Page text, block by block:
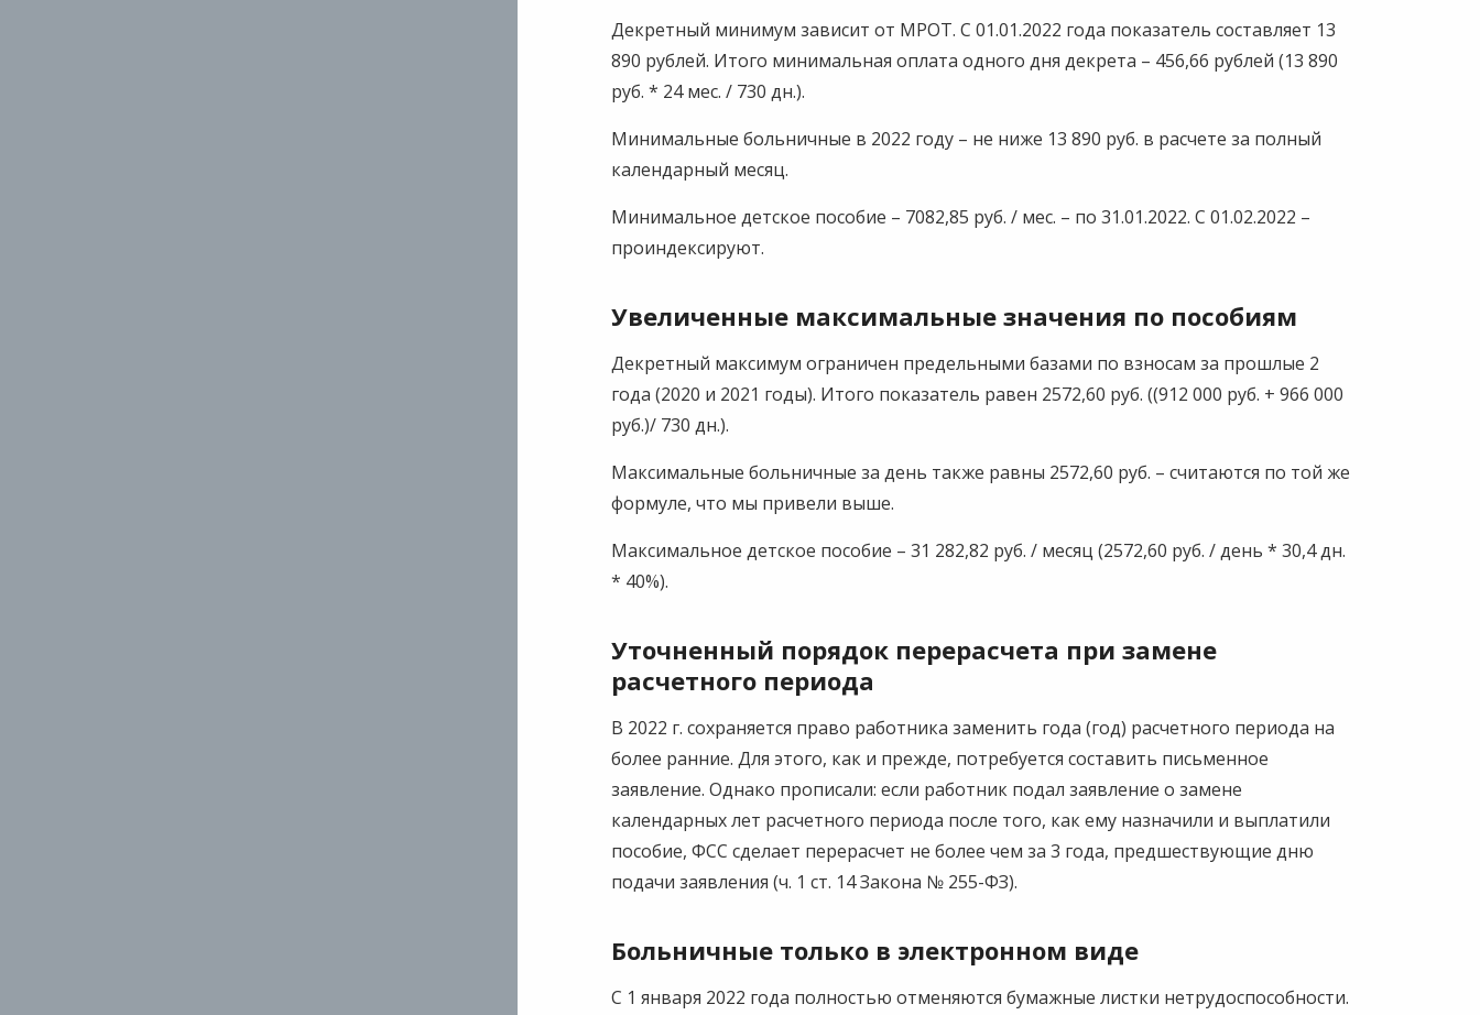
Декретный минимум зависит от МРОТ. С 01.01.2022 года показатель составляет 13
890 рублей. Итого минимальная оплата одного дня декрета – 456,66 рублей (13 890
руб. * 24 мес. / 730 дн.).
Минимальные больничные в 2022 году – не ниже 13 890 руб. в расчете за полный
календарный месяц.
Минимальное детское пособие – 7082,85 руб. / мес. – по 31.01.2022. С 01.02.2022 –
проиндексируют.
Увеличенные максимальные значения по пособиям
Декретный максимум ограничен предельными базами по взносам за прошлые 2
года (2020 и 2021 годы). Итого показатель равен 2572,60 руб. ((912 000 руб. + 966 000
руб.)/ 730 дн.).
Максимальные больничные за день также равны 2572,60 руб. – считаются по той же
формуле, что мы привели выше.
Максимальное детское пособие – 31 282,82 руб. / месяц (2572,60 руб. / день * 30,4 дн.
* 40%).
Уточненный порядок перерасчета при замене
расчетного периода
В 2022 г. сохраняется право работника заменить года (год) расчетного периода на
более ранние. Для этого, как и прежде, потребуется составить письменное
заявление. Однако прописали: если работник подал заявление о замене
календарных лет расчетного периода после того, как ему назначили и выплатили
пособие, ФСС сделает перерасчет не более чем за 3 года, предшествующие дню
подачи заявления (ч. 1 ст. 14 Закона № 255-ФЗ).
Больничные только в электронном виде
С 1 января 2022 года полностью отменяются бумажные листки нетрудоспособности.